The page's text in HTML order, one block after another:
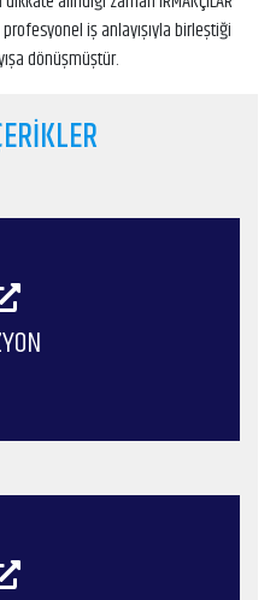
profesyonel iş anlayışıyla birleştiği
dönüşmüştür.